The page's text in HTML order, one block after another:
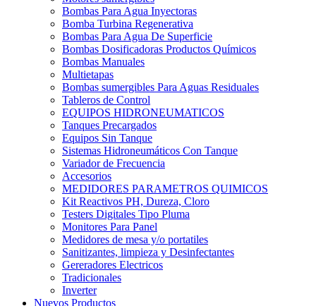
Bombas Para Agua Inyectoras
Bomba Turbina Regenerativa
Bombas Para Agua De Superficie
Bombas Dosificadoras Productos Químicos
Bombas Manuales
Multietapas
Bombas sumergibles Para Aguas Residuales
Tableros de Control
EQUIPOS HIDRONEUMATICOS
Tanques Precargados
Equipos Sin Tanque
Sistemas Hidroneumáticos Con Tanque
Variador de Frecuencia
Accesorios
MEDIDORES PARAMETROS QUIMICOS
Kit Reactivos PH, Dureza, Cloro
Testers Digitales Tipo Pluma
Monitores Para Panel
Medidores de mesa y/o portatiles
Sanitizantes, limpieza y Desinfectantes
Gereradores Electricos
Tradicionales
Inverter
Nuevos Productos